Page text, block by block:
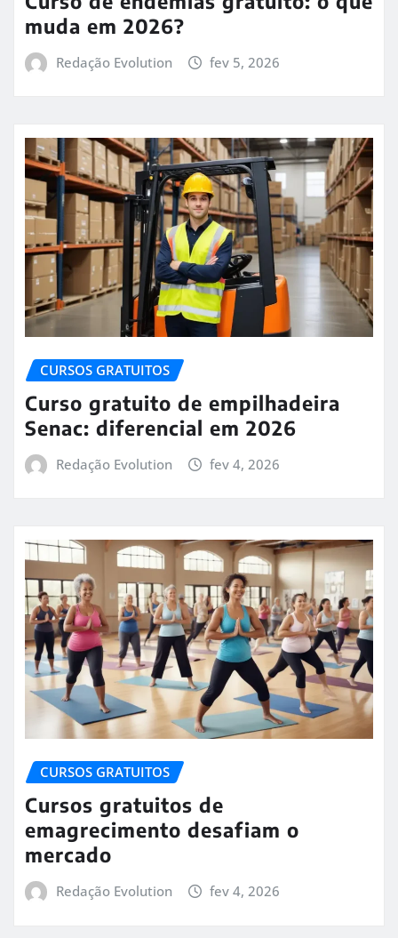
muda em 2026?
Redação Evolution fev 5, 2026
CURSOS GRATUITOS
Curso gratuito de empilhadeira
Senac: diferencial em 2026
Redação Evolution fev 4, 2026
CURSOS GRATUITOS
Cursos gratuitos de
emagrecimento desafiam o
mercado
Redação Evolution fev 4, 2026